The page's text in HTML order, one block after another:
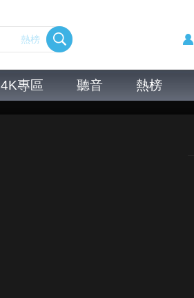
熱榜
4K專區 聽音 熱榜